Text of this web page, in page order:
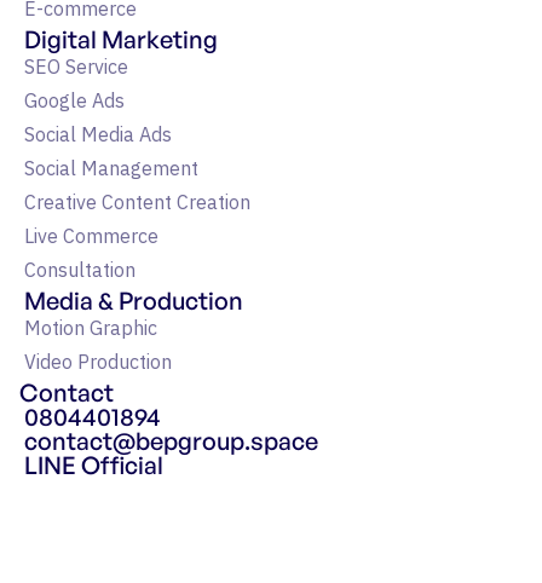
E-commerce
Digital Marketing
SEO Service
Google Ads
Social Media Ads
Social Management
Creative Content Creation
Live Commerce
Consultation
Media & Production
Motion Graphic
Video Production
Contact
0804401894
contact@bepgroup.space
LINE Official